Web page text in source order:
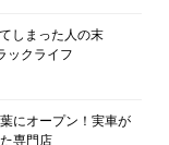
しまった人の末
ックライフ
にオープン！実車が
専門店